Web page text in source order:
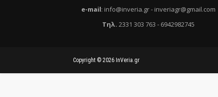
e-mail: info@inveria.gr- inveriagr@gmail.com
Τηλ. 2331 303 763 - 6942982745
Copyright © 2026 InVeria.gr